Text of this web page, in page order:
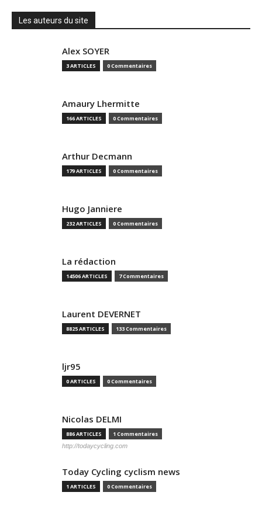
Les auteurs du site
Alex SOYER
3 ARTICLES 0 Commentaires
Amaury Lhermitte
166 ARTICLES 0 Commentaires
Arthur Decmann
179 ARTICLES 0 Commentaires
Hugo Janniere
232 ARTICLES 0 Commentaires
La rédaction
14506 ARTICLES 7 Commentaires
Laurent DEVERNET
8825 ARTICLES 133 Commentaires
ljr95
0 ARTICLES 0 Commentaires
Nicolas DELMI
886 ARTICLES 1 Commentaires
http://todaycycling.com
Today Cycling cyclism news
1 ARTICLES 0 Commentaires